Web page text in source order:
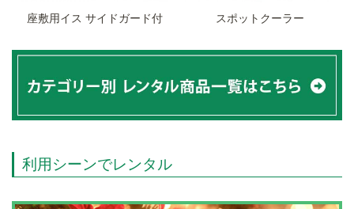
座敷用イス サイドガード付 スポットクーラー
利用シーンでレンタル